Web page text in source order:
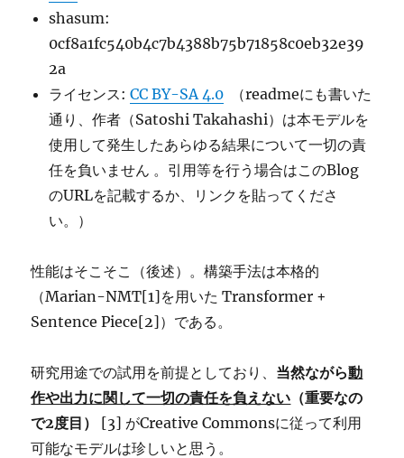
shasum:
0cf8a1fc540b4c7b4388b75b71858c0eb32e39
2a
ライセンス:CC BY-SA 4.0 （readmeにも書いた
通り、作者（Satoshi Takahashi）は本モデルを
使用して発生したあらゆる結果について一切の責
任を負いません 。引用等を行う場合はこのBlog
のURLを記載するか、リンクを貼ってくださ
い。）
性能はそこそこ（後述）。構築手法は本格的
（Marian-NMT[1]を用いた Transformer +
Sentence Piece[2]）である。
研究用途での試用を前提としており、 当然ながら動
作や出力に関して一切の責任を負えない （重要なの
で2度目）
[3] がCreative Commonsに従って利用
可能なモデルは珍しいと思う。